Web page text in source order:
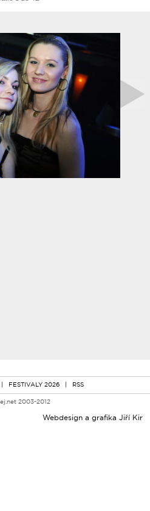
| FESTIVALY 2026 | RSS
2003-2012
Webdesign a grafika Jiří Kir